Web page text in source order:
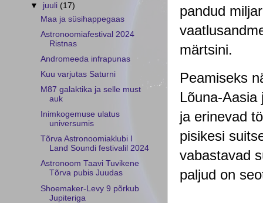
pandud
märtsini.
Peamiseks
Lõuna-
ja erinevad
pisikesi
vabastavad
paljud on
▼ juuli (17)
Maa ja süsihappegaas
Astronoomiafestival 2024
Ristnas
Andromeeda infrapunas
Kuu varjutas Saturni
M87 galaktika ja selle must
auk
Inimkogemuse ulatus
universumis
Tõrva Astronoomiaklubi I
Land Soundi festivalil 2024
Astronoom Taavi Tuvikene
Tõrva pubis Juudas
Shoemaker-Levy 9 põrkub
Jupiteriga